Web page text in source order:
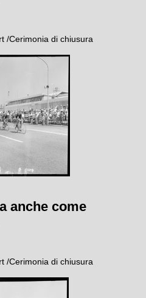
/Cerimonia di chiusura
anche come
/Cerimonia di chiusura